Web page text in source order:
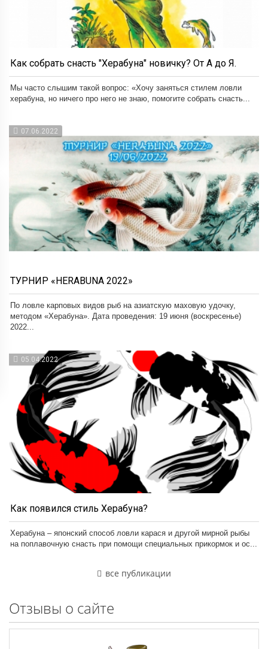
Как собрать снасть "Херабуна" новичку? От А до Я.
Мы часто слышим такой вопрос: «Хочу заняться стилем ловли
херабуна, но ничего про него не знаю, помогите собрать снасть...
07.06.2022
ТУРНИР «HERABUNA 2022»
По ловле карповых видов рыб на азиатскую маховую удочку,
методом «Херабуна». Дата проведения: 19 июня (воскресенье)
2022...
05.04.2022
Как появился стиль Херабуна?
Херабуна – японский способ ловли карася и другой мирной рыбы
на поплавочную снасть при помощи специальных прикормок и ос...
все публикации
Отзывы о сайте